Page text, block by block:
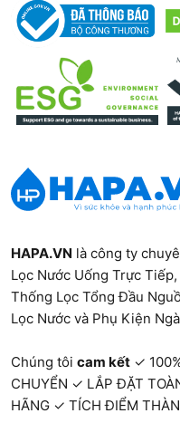
HAPA.VN là công ty
Lọc Nước Uống Trực Tiếp,
Thống Lọc Tổng Đầu
Lọc Nước và Phụ Kiện
Chúng tôi cam kết ✓
CHUYỂN ✓ LẮP ĐẶT
HÃNG ✓ TÍCH ĐIỂM